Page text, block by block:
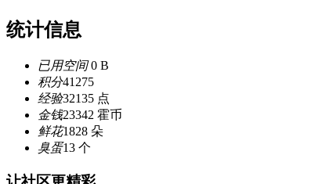
统计信息
已用空间0 B
积分41275
经验32135 点
金钱23342 霍币
鲜花1828 朵
臭蛋13 个